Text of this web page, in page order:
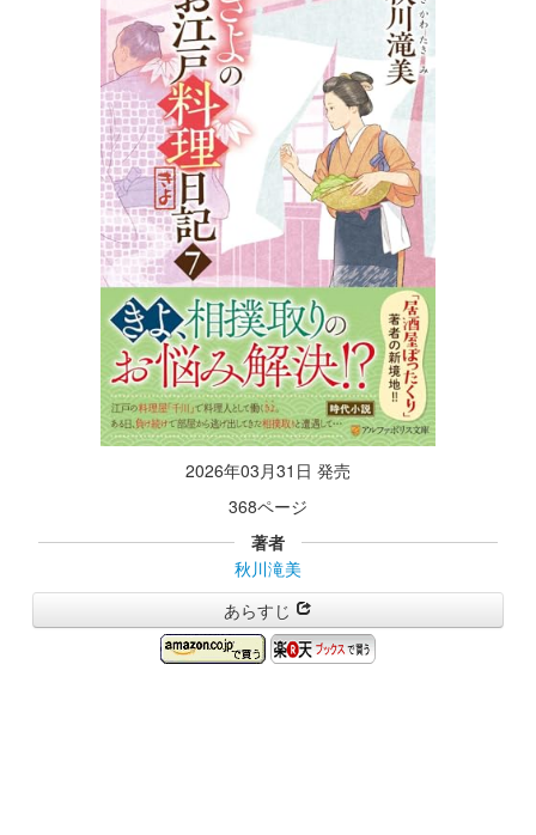
2026年03月31日 発売
368ページ
著者
秋川滝美
あらすじ